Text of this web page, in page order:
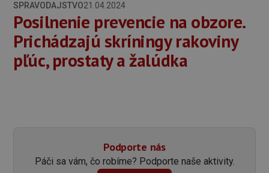
SPRAVODAJSTVO21.04.2024
Posilnenie prevencie na obzore.
Prichádzajú skríningy rakoviny
pľúc, prostaty a žalúdka
Podporte nás
Páči sa vám, čo robíme? Podporte naše aktivity.